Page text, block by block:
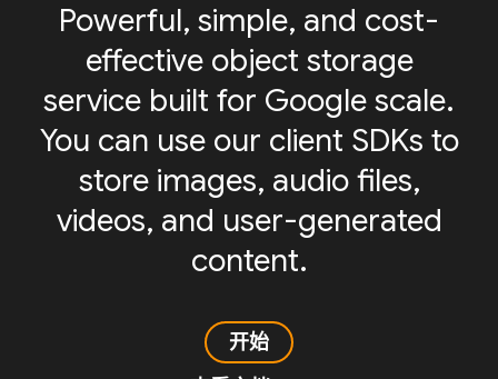
Powerful, simple, and cost-
effective object storage
service built for Google scale.
You can use our client SDKs to
store images, audio files,
videos, and user-generated
content.
开始